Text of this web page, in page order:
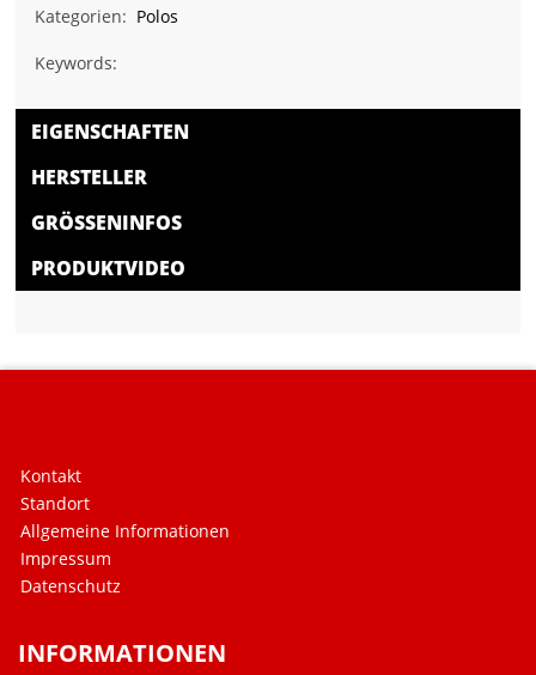
Kategorien: Polos
Keywords:
EIGENSCHAFTEN
HERSTELLER
GRÖSSENINFOS
PRODUKTVIDEO
Kontakt
Standort
Allgemeine Informationen
Impressum
Datenschutz
INFORMATIONEN